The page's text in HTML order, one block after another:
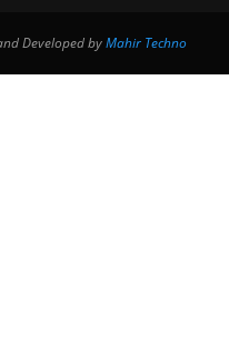
Developed byMahir Techno